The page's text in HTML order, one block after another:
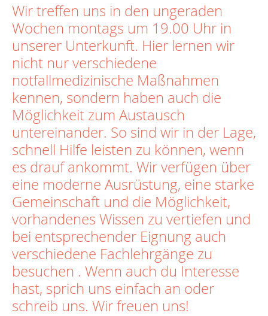
Wir treffen uns in den ungeraden
Wochen montags um 19.00 Uhr in
unserer Unterkunft. Hier lernen wir
nicht nur verschiedene
notfallmedizinische Maßnahmen
kennen, sondern haben auch die
Möglichkeit zum Austausch
untereinander. So sind wir in der Lage,
schnell Hilfe leisten zu können, wenn
es drauf ankommt. Wir verfügen über
eine moderne Ausrüstung, eine starke
Gemeinschaft und die Möglichkeit,
vorhandenes Wissen zu vertiefen und
bei entsprechender Eignung auch
verschiedene Fachlehrgänge zu
besuchen . Wenn auch du Interesse
hast, sprich uns einfach an oder
schreib uns. Wir freuen uns!